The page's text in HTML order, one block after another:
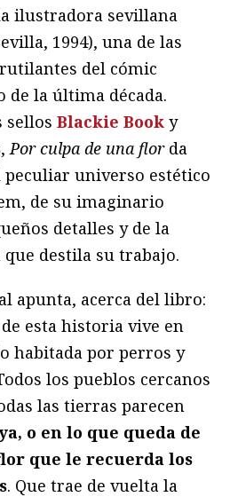
ilustradora sevillana
1994), una de las
del cómic
de la última década.
sellos Blackie Book y
, Por culpa de una florda
peculiar universo estético
de su imaginario
detalles y de la
destila su trabajo.
apunta, acerca del libro:
esta historia vive en
habitada por perros y
los pueblos cercanos
las tierras parecen
o en lo que queda de
que le recuerda los
. Que trae de vuelta la